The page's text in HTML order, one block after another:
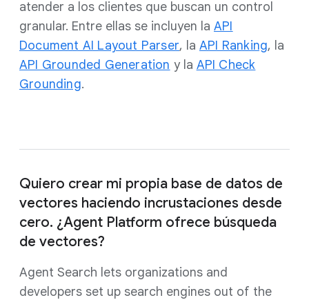
atender a los clientes que buscan un control
granular. Entre ellas se incluyen la API
Document AI Layout Parser, la API Ranking, la
API Grounded Generation y la API Check
Grounding.
Quiero crear mi propia base de datos de
vectores haciendo incrustaciones desde
cero. ¿Agent Platform ofrece búsqueda
de vectores?
Agent Search lets organizations and
developers set up search engines out of the